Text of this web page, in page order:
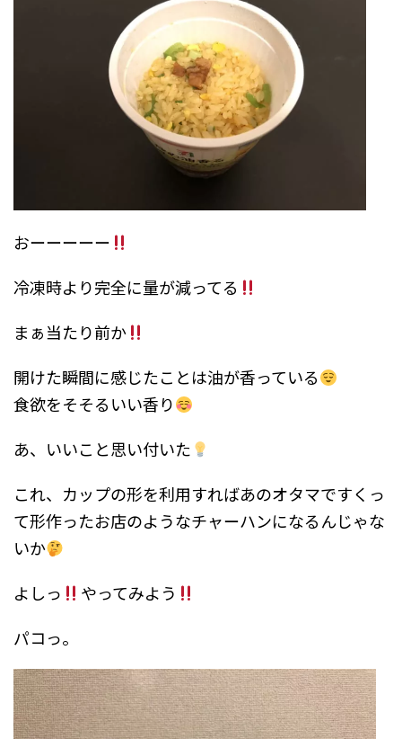
おーーーーー
冷凍時より完全に量が減ってる
まぁ当たり前か
開けた瞬間に感じたことは油が香っている
食欲をそそるいい香り
あ、いいこと思い付いた
これ、カップの形を利用すればあのオタマですくっ
て形作ったお店のようなチャーハンになるんじゃな
いか
よしっ
やってみよう
パコっ。